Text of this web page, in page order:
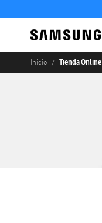
Inicio Tienda Online